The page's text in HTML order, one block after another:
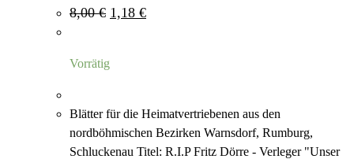
8,00€ Ursprünglicher
Preis
1,18 €Aktueller
Preis
Vorrätig
Blätter für die Heimatvertriebenen aus den
nordböhmischen Bezirken Warnsdorf, Rumburg,
Schluckenau Titel: R.I.P Fritz Dörre - Verleger "Unser